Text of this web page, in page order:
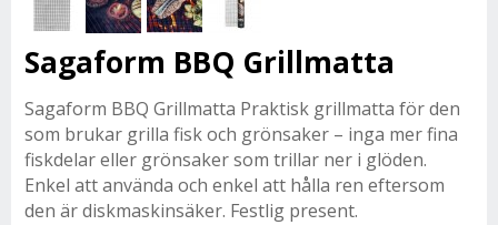
Sagaform BBQ Grillmatta
Sagaform BBQ Grillmatta Praktisk grillmatta för den
som brukar grilla fisk och grönsaker – inga mer fina
fiskdelar eller grönsaker som trillar ner i glöden.
Enkel att använda och enkel att hålla ren eftersom
den är diskmaskinsäker. Festlig present.